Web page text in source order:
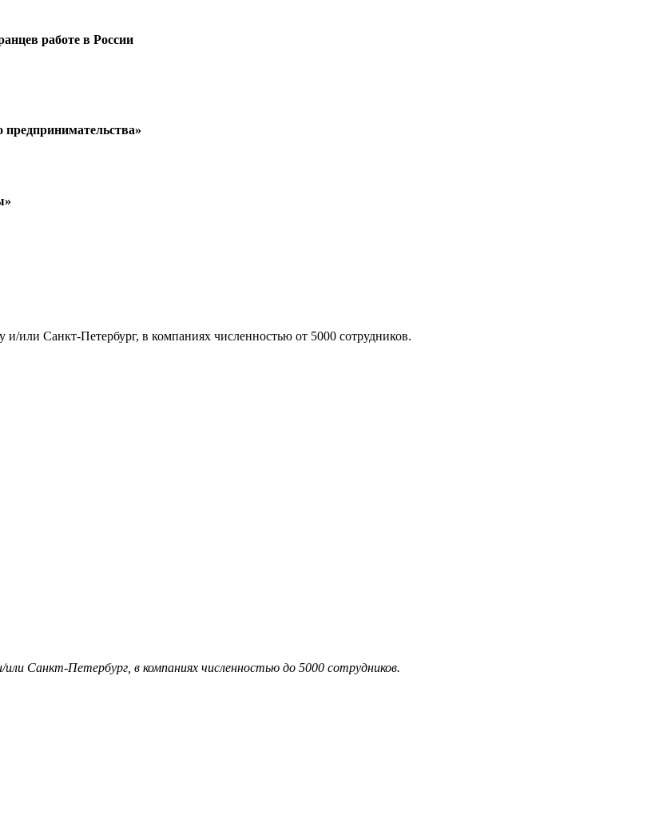
работе в России
предпринимательства»
или Санкт-Петербург, в компаниях численностью от 5000 сотрудников.
Санкт-Петербург, в компаниях численностью до 5000 сотрудников.